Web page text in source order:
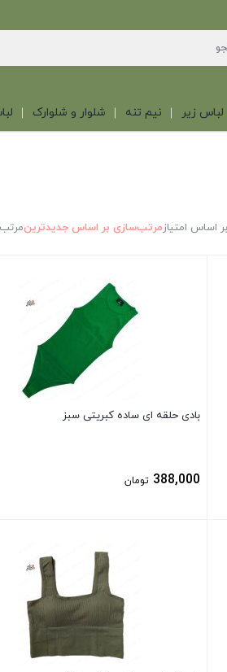
لباس زیر نیم تنه شلوار و شلوارک
اساس امتیازمرتب‌سازی بر اساس جدیدترین
بادی حلقه ای ساده کبریتی سبز
388,000 تومان